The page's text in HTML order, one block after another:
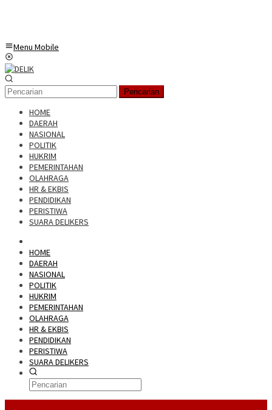
Menu Mobile
Pencarian
HOME
DAERAH
NASIONAL
POLITIK
HUKRIM
PEMERINTAHAN
OLAHRAGA
HR & EKBIS
PENDIDIKAN
PERISTIWA
SUARA DELIKERS
HOME
DAERAH
NASIONAL
POLITIK
HUKRIM
PEMERINTAHAN
OLAHRAGA
HR & EKBIS
PENDIDIKAN
PERISTIWA
SUARA DELIKERS